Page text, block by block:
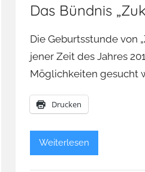
Das Bündnis
Die Geburtsstunde von
jener Zeit des Jahres
Möglichkeiten gesucht
Drucken
Weiterlesen